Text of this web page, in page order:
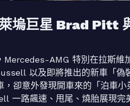
塢巨星 Brad Pitt
Mercedes-AMG 特別在拉斯維
以及即將推出的新車「偽
，卻意外發現開車來的「泊車
一路飆速、甩尾、燒胎展現完